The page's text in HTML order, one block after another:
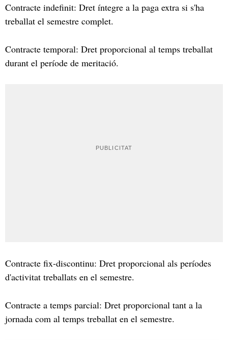
Contracte indefinit: Dret íntegre a la paga extra si s'ha
treballat el semestre complet.
Contracte temporal: Dret proporcional al temps treballat
durant el període de meritació.
Contracte fix-discontinu: Dret proporcional als períodes
d'activitat treballats en el semestre.
Contracte a temps parcial: Dret proporcional tant a la
jornada com al temps treballat en el semestre.